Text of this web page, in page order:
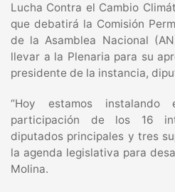
Lucha Contra el Cambio
que debatirá la Comisión
de la Asamblea Nacional
llevar a la Plenaria para su
presidente de la instancia,
“Hoy estamos
participación de los 16
diputados principales y tres
la agenda legislativa para
Molina.